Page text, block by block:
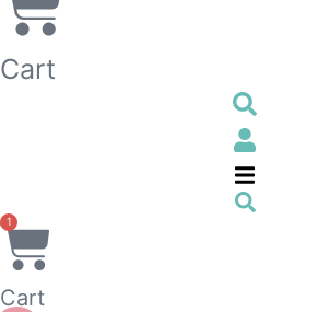
Cart
1
Cart